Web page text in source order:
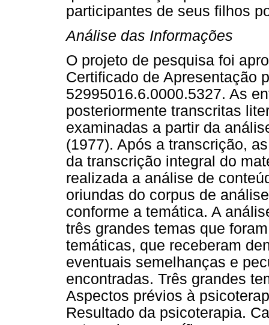
participantes de seus filhos
Análise das Informações
O projeto de pesquisa foi
Certificado de Apresentação
52995016.6.0000.5327. As
posteriormente transcritas
examinadas a partir da
(1977). Após a transcrição,
da transcrição integral do
realizada a análise de
oriundas do corpus de
conforme a temática. A
três grandes temas que
temáticas, que receberam
eventuais semelhanças e
encontradas. Três grandes
Aspectos prévios à
Resultado da psicoterapia.